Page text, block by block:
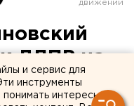
ЛДПР на
и сервис для
инструменты
интересы